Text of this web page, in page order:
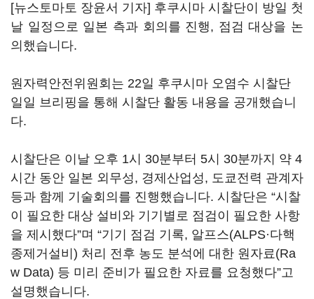
[뉴스토마토 장윤서 기자] 후쿠시마 시찰단이 방일 첫
날 일정으로 일본 측과 회의를 진행, 점검 대상을 논
의했습니다.
원자력안전위원회는 22일 후쿠시마 오염수 시찰단
일일 브리핑을 통해 시찰단 활동 내용을 공개했습니
다.
시찰단은 이날 오후 1시 30분부터 5시 30분까지 약 4
시간 동안 일본 외무성, 경제산업성, 도쿄전력 관계자
등과 함께 기술회의를 진행했습니다. 시찰단은 “시찰
이 필요한 대상 설비와 기기별로 점검이 필요한 사항
을 제시했다”며 “기기 점검 기록, 알프스(ALPS·다핵
종제거설비) 처리 전후 농도 분석에 대한 원자료(Ra
w Data) 등 미리 준비가 필요한 자료를 요청했다”고
설명했습니다.